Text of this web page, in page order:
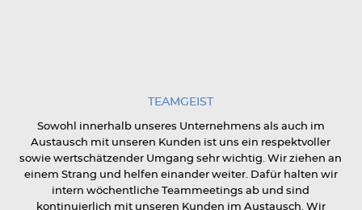
TEAMGEIST
Sowohl innerhalb unseres Unternehmens als auch im
Austausch mit unseren Kunden ist uns ein respektvoller
sowie wertschätzender Umgang sehr wichtig. Wir ziehen an
einem Strang und helfen einander weiter. Dafür halten wir
intern wöchentliche Teammeetings ab und sind
kontinuierlich mit unseren Kunden im Austausch. Wir